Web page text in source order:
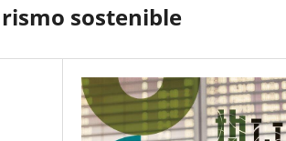
sostenible